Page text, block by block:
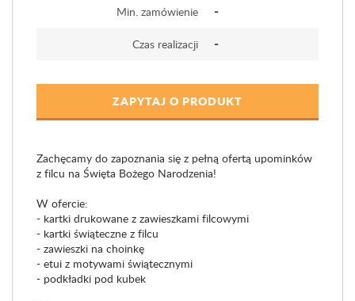
Min. zamówienie -
Czas realizacji -
ZAPYTAJ O PRODUKT
Zachęcamy do zapoznania się z pełną ofertą upominków
z filcu na Święta Bożego Narodzenia!
W ofercie:
- kartki drukowane z zawieszkami filcowymi
- kartki świąteczne z filcu
- zawieszki na choinkę
- etui z motywami świątecznymi
- podkładki pod kubek